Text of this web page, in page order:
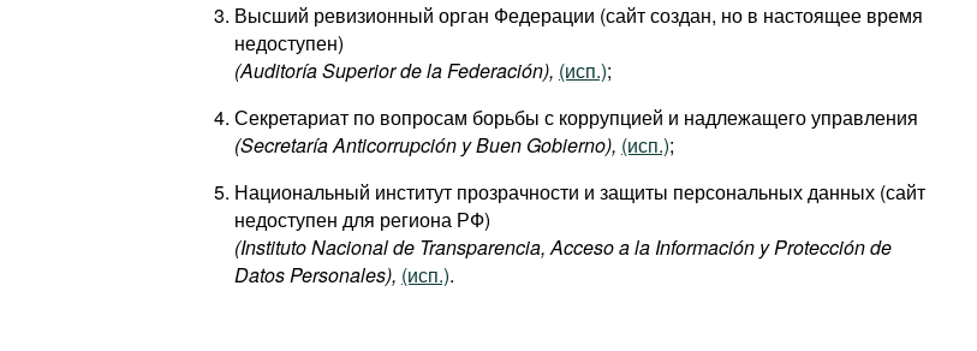
Высший ревизионный орган Федерации (сайт создан, но в настоящее время
недоступен)
(Auditoría Superior de la Federación), (исп.);
Секретариат по вопросам борьбы с коррупцией и надлежащего управления
(Secretaría Anticorrupción y Buen Gobierno), (исп.);
Национальный институт прозрачности и защиты персональных данных (сайт
недоступен для региона РФ)
(Instituto Nacional de Transparencia, Acceso a la Información y Protección de
Datos Personales), (исп.).